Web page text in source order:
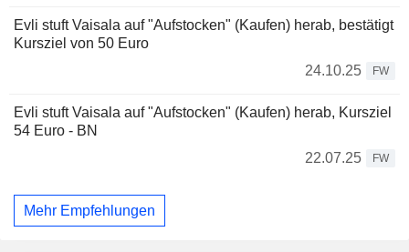
Evli stuft Vaisala auf "Aufstocken" (Kaufen) herab, bestätigt
Kursziel von 50 Euro
24.10.25
FW
Evli stuft Vaisala auf "Aufstocken" (Kaufen) herab, Kursziel
54 Euro - BN
22.07.25
FW
Mehr Empfehlungen